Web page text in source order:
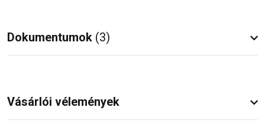
Dokumentumok (3)
Vásárlói vélemények